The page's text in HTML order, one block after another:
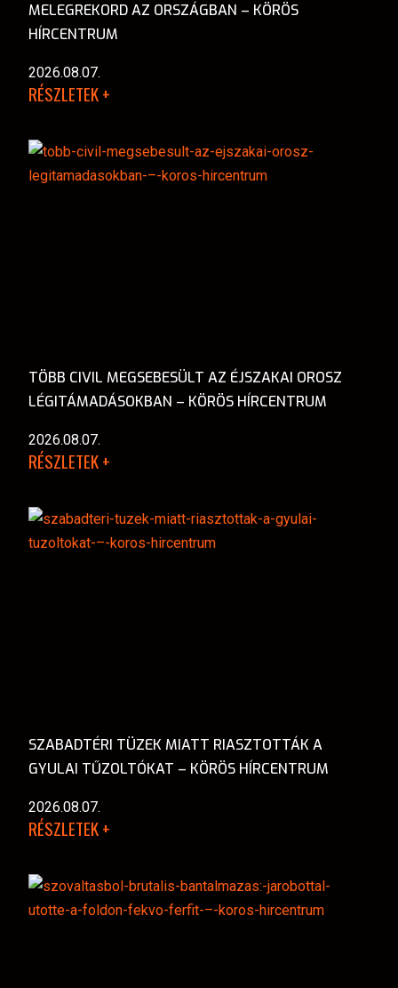
MELEGREKORD AZ ORSZÁGBAN – KÖRÖS
HÍRCENTRUM
2026.08.07.
RÉSZLETEK +
TÖBB CIVIL MEGSEBESÜLT AZ ÉJSZAKAI OROSZ
LÉGITÁMADÁSOKBAN – KÖRÖS HÍRCENTRUM
2026.08.07.
RÉSZLETEK +
SZABADTÉRI TÜZEK MIATT RIASZTOTTÁK A
GYULAI TŰZOLTÓKAT – KÖRÖS HÍRCENTRUM
2026.08.07.
RÉSZLETEK +